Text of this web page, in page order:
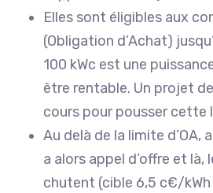
Elles sont éligibles aux
(Obligation d’Achat)
100 kWc est une
être rentable. Un projet
cours pour pousser cette
Au delà de la limite d’OA,
a alors appel d’offre et là,
chutent (cible 6,5 c€/